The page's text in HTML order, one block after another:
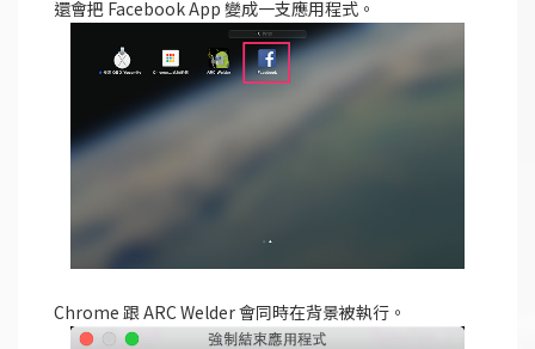
還會把 Facebook App 變成一支應用程式。
Chrome 跟 ARC Welder 會同時在背景被執行。